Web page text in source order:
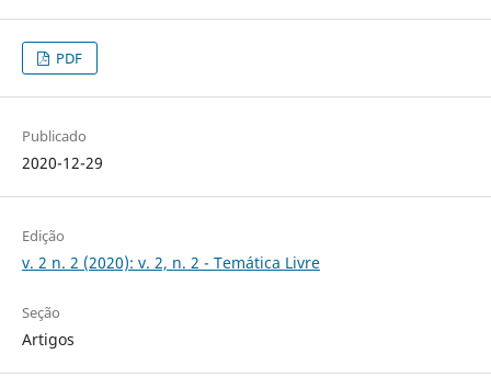
PDF
Publicado
2020-12-29
Edição
v. 2 n. 2 (2020): v. 2, n. 2 - Temática Livre
Seção
Artigos